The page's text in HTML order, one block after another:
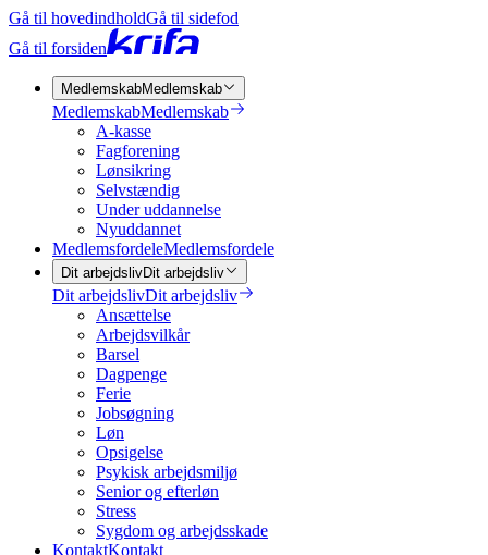
Gå til hovedindholdGå til sidefod
Gå til forsiden
MedlemskabMedlemskab
MedlemskabMedlemskab
A-kasse
Fagforening
Lønsikring
Selvstændig
Under uddannelse
Nyuddannet
MedlemsfordeleMedlemsfordele
Dit arbejdslivDit arbejdsliv
Dit arbejdslivDit arbejdsliv
Ansættelse
Arbejdsvilkår
Barsel
Dagpenge
Ferie
Jobsøgning
Løn
Opsigelse
Psykisk arbejdsmiljø
Senior og efterløn
Stress
Sygdom og arbejdsskade
KontaktKontakt